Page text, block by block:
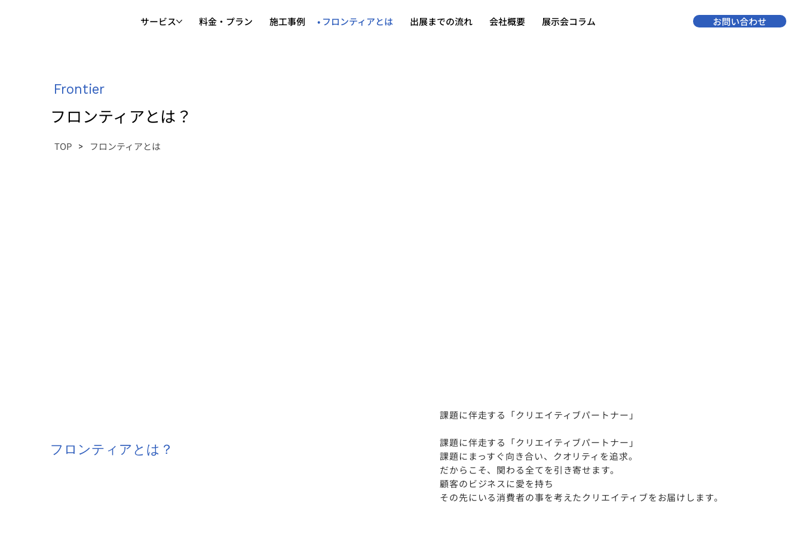
サービス 料金・プラン 施工事例 フロンティアとは 出展までの流れ 会社概要 展示会コラム お問い合わせ
フロンティアとは？
課題に伴走する「クリエイティブパートナー」
課題に伴走する「クリエイティブパートナー」
課題にまっすぐ向き合い、クオリティを追求。
だからこそ、関わる全てを引き寄せます。
顧客のビジネスに愛を持ち
その先にいる消費者の事を考えたクリエイティブをお届けします。
Frontier
フロンティアとは？
TOP > フロンティアとは